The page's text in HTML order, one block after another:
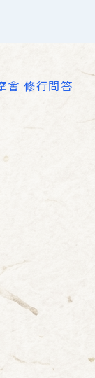
會 修行問答